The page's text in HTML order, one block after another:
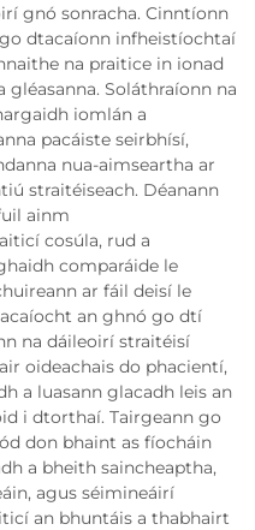
gnó sonracha. Cinntíonn
dtacaíonn infheistíochtaí
na praitice in ionad
Soláthraíonn na
iomlán a
pacáiste seirbhísí,
nua-aimseartha ar
straitéiseach. Déanann
ainm
cosúla, rud a
comparáide le
ar fáil deisí le
an ghnó go dtí
na dáileoirí straitéisí
oideachais do phacientí,
a luasann glacadh leis an
i dtorthaí. Tairgeann go
don bhaint as fíocháin
a bheith saincheaptha,
agus séimineáirí
an bhuntáis a thabhairt